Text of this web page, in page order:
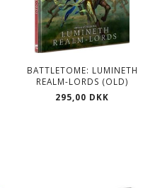
BATTLETOME: LUMINETH
REALM-LORDS (OLD)
295,00 DKK